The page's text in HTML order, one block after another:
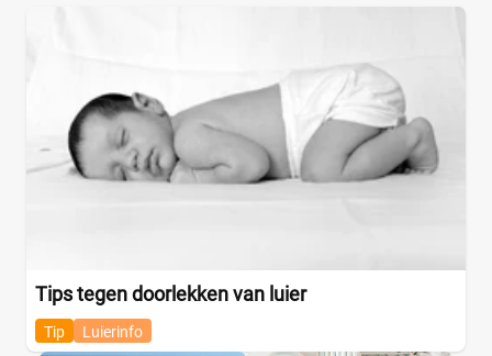
Tips tegen doorlekken van luier
Tip Luierinfo